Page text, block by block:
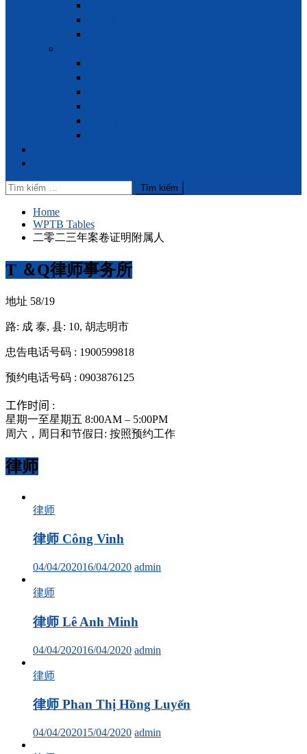
Tìm
kiếm
cho:
Home
WPTB Tables
二零二三年案卷证明附属人
T ＆Q律师事务所
地址 58/19
路: 成 泰, 县: 10, 胡志明市
忠告电话号码 : 1900599818
预约电话号码 : 0903876125
工作时间 :
星期一至星期五 8:00AM – 5:00PM
周六，周日和节假日: 按照预约工作
律师
律师
律师 Công Vinh
04/04/202016/04/2020 admin
律师
律师 Lê Anh Minh
04/04/202016/04/2020 admin
律师
律师 Phan Thị Hồng Luyến
04/04/202015/04/2020 admin